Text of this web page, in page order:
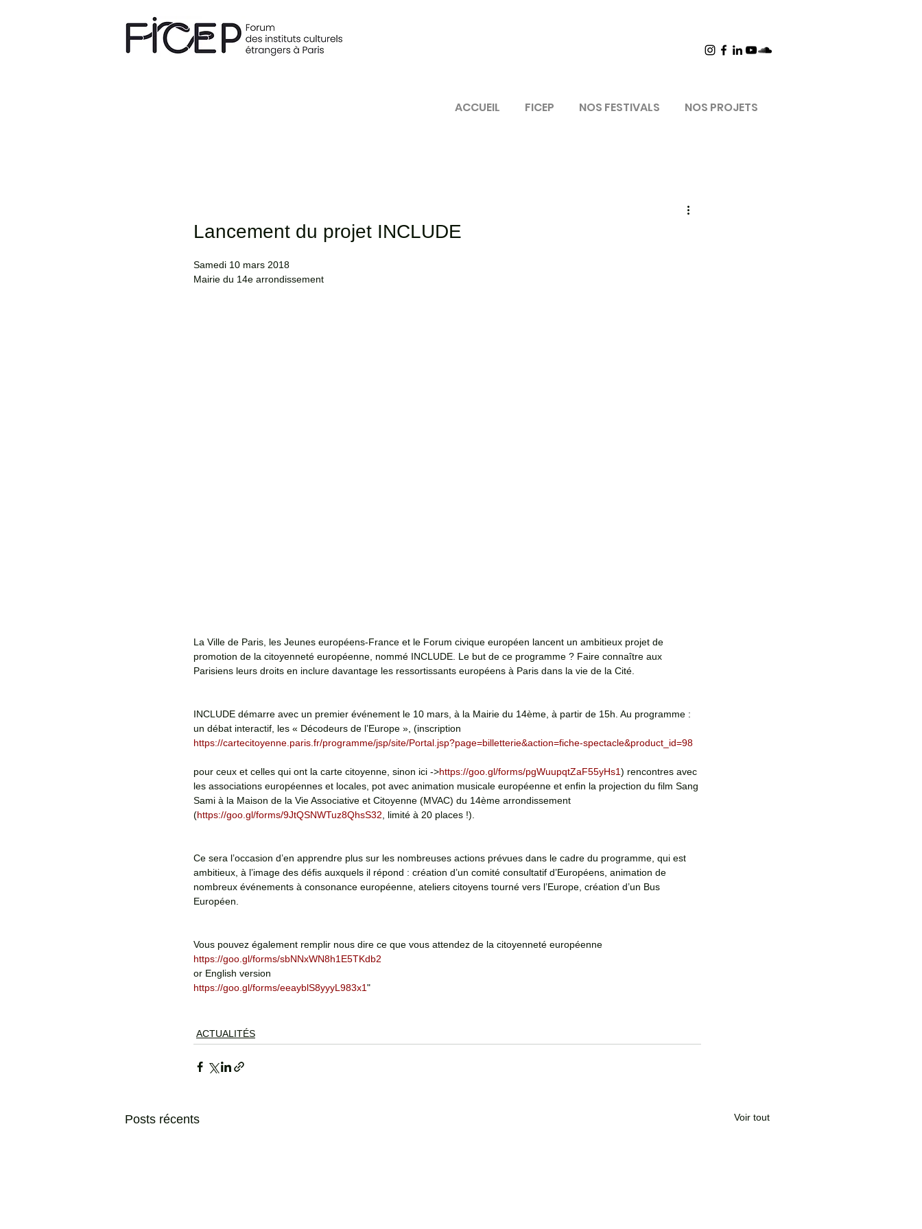
ACCUEIL FICEP NOS FESTIVALS NOS PROJETS
Lancement du projet INCLUDE
Samedi 10 mars 2018
Mairie du 14e arrondissement
La Ville de Paris, les Jeunes européens-France et le Forum civique européen lancent un ambitieux projet de
promotion de la citoyenneté européenne, nommé INCLUDE. Le but de ce programme ? Faire connaître aux
Parisiens leurs droits en inclure davantage les ressortissants européens à Paris dans la vie de la Cité.
INCLUDE démarre avec un premier événement le 10 mars, à la Mairie du 14ème, à partir de 15h. Au programme :
un débat interactif, les « Décodeurs de l’Europe », (inscription
https://cartecitoyenne.paris.fr/programme/jsp/site/Portal.jsp?page=billetterie&action=fiche-spectacle&product_id=98
pour ceux et celles qui ont la carte citoyenne, sinon ici ->https://goo.gl/forms/pgWuupqtZaF55yHs1) rencontres avec
les associations européennes et locales, pot avec animation musicale européenne et enfin la projection du film Sang
Sami à la Maison de la Vie Associative et Citoyenne (MVAC) du 14ème arrondissement
(https://goo.gl/forms/9JtQSNWTuz8QhsS32 , limité à 20 places !).
Ce sera l’occasion d’en apprendre plus sur les nombreuses actions prévues dans le cadre du programme, qui est
ambitieux, à l’image des défis auxquels il répond : création d’un comité consultatif d’Européens, animation de
nombreux événements à consonance européenne, ateliers citoyens tourné vers l’Europe, création d’un Bus
Européen.
Vous pouvez également remplir nous dire ce que vous attendez de la citoyenneté européenne
https://goo.gl/forms/sbNNxWN8h1E5TKdb2
or English version
https://goo.gl/forms/eeayblS8yyyL983x1"
ACTUALITÉS
Posts récents Voir tout